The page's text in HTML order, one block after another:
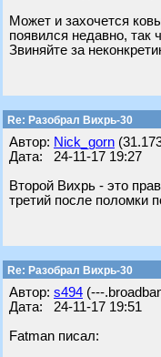
Может и захочется
появился недавно, так
Звиняйте за
Re: Разобрал Вихрь-30
Автор: Nick_gorn
Дата: 24-11-17 19:27
Второй Вихрь - это
третий после поломки
Re: Разобрал Вихрь-30
Автор: s494 (---
Дата: 24-11-17 19:51
Fatman писал: